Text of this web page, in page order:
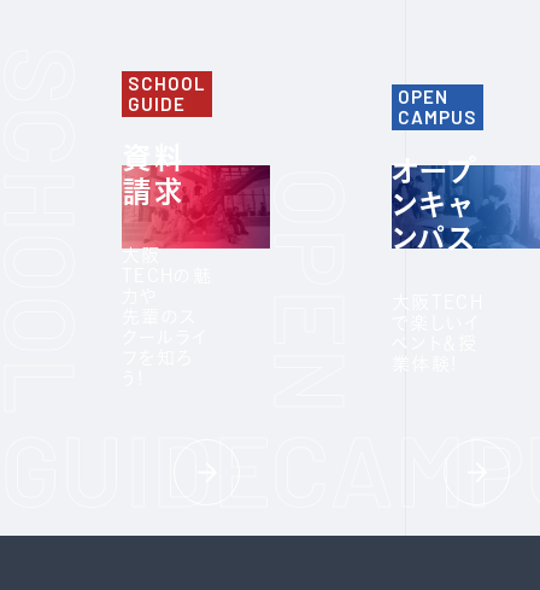
SCHOOL
GUIDE
資料
請求
大阪
OPEN
CAMPUS
オープ
ンキャ
ンパス
で楽しいイ
ベント＆授
業体験!